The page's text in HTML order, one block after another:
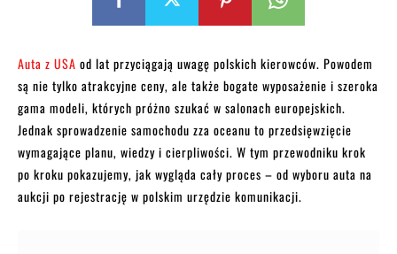
Auta z USA od lat przyciągają uwagę polskich kierowców. Powodem
są nie tylko atrakcyjne ceny, ale także bogate wyposażenie i szeroka
gama modeli, których próżno szukać w salonach europejskich.
Jednak sprowadzenie samochodu zza oceanu to przedsięwzięcie
wymagające planu, wiedzy i cierpliwości. W tym przewodniku krok
po kroku pokazujemy, jak wygląda cały proces – od wyboru auta na
aukcji po rejestrację w polskim urzędzie komunikacji.